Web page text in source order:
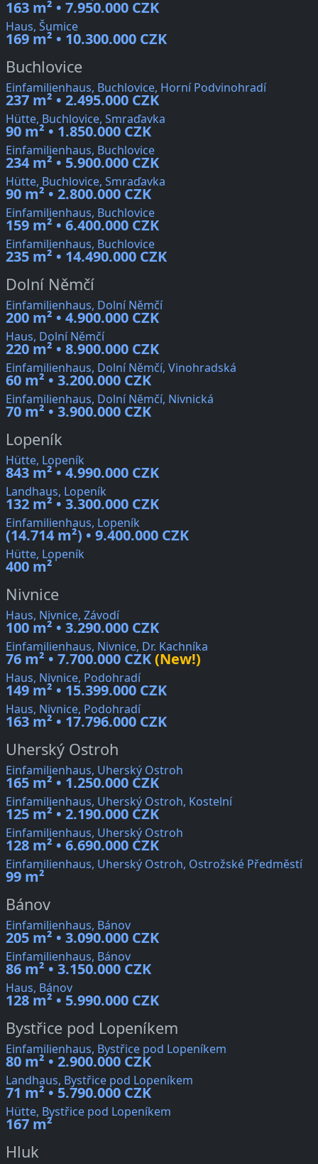
163 m² • 7.950.000 CZK
Haus, Šumice
169 m² • 10.300.000 CZK
Buchlovice
Einfamilienhaus, Buchlovice, Horní Podvinohradí
237 m² • 2.495.000 CZK
Hütte, Buchlovice, Smraďavka
90 m² • 1.850.000 CZK
Einfamilienhaus, Buchlovice
234 m² • 5.900.000 CZK
Hütte, Buchlovice, Smraďavka
90 m² • 2.800.000 CZK
Einfamilienhaus, Buchlovice
159 m² • 6.400.000 CZK
Einfamilienhaus, Buchlovice
235 m² • 14.490.000 CZK
Dolní Němčí
Einfamilienhaus, Dolní Němčí
200 m² • 4.900.000 CZK
Haus, Dolní Němčí
220 m² • 8.900.000 CZK
Einfamilienhaus, Dolní Němčí, Vinohradská
60 m² • 3.200.000 CZK
Einfamilienhaus, Dolní Němčí, Nivnická
70 m² • 3.900.000 CZK
Lopeník
Hütte, Lopeník
843 m² • 4.990.000 CZK
Landhaus, Lopeník
132 m² • 3.300.000 CZK
Einfamilienhaus, Lopeník
(14.714 m²) • 9.400.000 CZK
Hütte, Lopeník
400 m²
Nivnice
Haus, Nivnice, Závodí
100 m² • 3.290.000 CZK
Einfamilienhaus, Nivnice, Dr. Kachníka
76 m² • 7.700.000 CZK(New!)
Haus, Nivnice, Podohradí
149 m² • 15.399.000 CZK
Haus, Nivnice, Podohradí
163 m² • 17.796.000 CZK
Uherský Ostroh
Einfamilienhaus, Uherský Ostroh
165 m² • 1.250.000 CZK
Einfamilienhaus, Uherský Ostroh, Kostelní
125 m² • 2.190.000 CZK
Einfamilienhaus, Uherský Ostroh
128 m² • 6.690.000 CZK
Einfamilienhaus, Uherský Ostroh, Ostrožské Předměstí
99 m²
Bánov
Einfamilienhaus, Bánov
205 m² • 3.090.000 CZK
Einfamilienhaus, Bánov
86 m² • 3.150.000 CZK
Haus, Bánov
128 m² • 5.990.000 CZK
Bystřice pod Lopeníkem
Einfamilienhaus, Bystřice pod Lopeníkem
80 m² • 2.900.000 CZK
Landhaus, Bystřice pod Lopeníkem
71 m² • 5.790.000 CZK
Hütte, Bystřice pod Lopeníkem
167 m²
Hluk